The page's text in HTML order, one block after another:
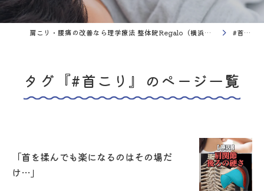
肩こり・腰痛の改善なら理学療法 整体院Regalo（横浜市神奈川区白楽駅） #首こり
タグ『#首こり』のページ一覧
「首を揉んでも楽になるのはその場だ
け…」